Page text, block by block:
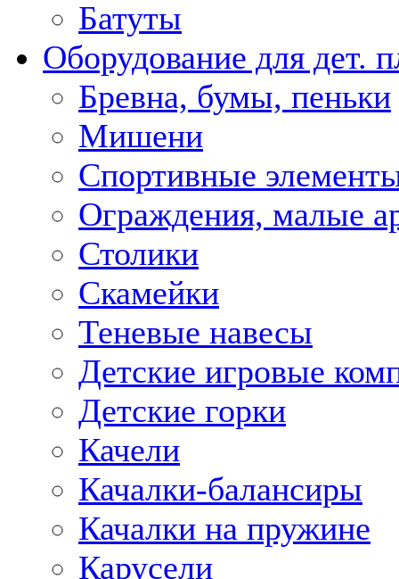
Батуты
Оборудование для дет.
Бревна, бумы, пеньки
Мишени
Спортивные
Ограждения, малые
Столики
Скамейки
Теневые навесы
Детские игровые
Детские горки
Качели
Качалки-балансиры
Качалки на пружине
Карусели